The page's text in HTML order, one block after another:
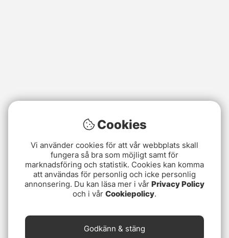
Cookies
Vi använder cookies för att vår webbplats skall
fungera så bra som möjligt samt för
marknadsföring och statistik. Cookies kan komma
att användas för personlig och icke personlig
annonsering. Du kan läsa mer i vår Privacy Policy
och i vår Cookiepolicy.
Godkänn & stäng